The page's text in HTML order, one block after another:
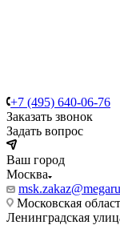
+7 (495) 640-06-76
Заказать звонок
Задать вопрос
Ваш город
Москва
Московская
Ленинградская